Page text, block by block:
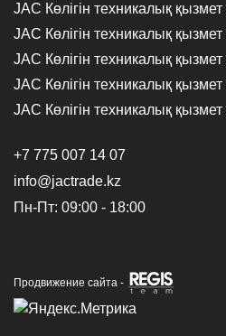
JAC Көлігін техникалық қызмет
JAC Көлігін техникалық қызмет
JAC Көлігін техникалық қызмет
JAC Көлігін техникалық қызмет
JAC Көлігін техникалық қызмет
+7 775 007 14 07
info@jactrade.kz
Пн-Пт: 09:00 - 18:00
Продвижение сайта -